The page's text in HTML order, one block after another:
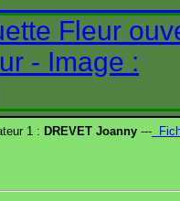
1 : DREVET Joanny ---